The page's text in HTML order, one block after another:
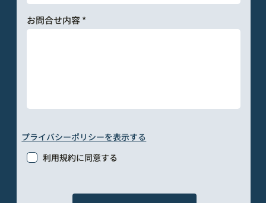
お問合せ内容
利用規約に同意する
プライバシーポリシーを表示する